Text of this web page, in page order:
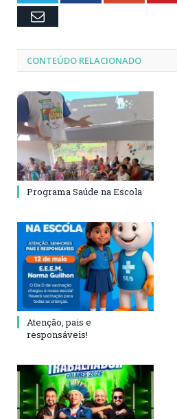
Email
CONTEÚDO RELACIONADO
Programa Saúde na Escola
Atenção, pais e
responsáveis!